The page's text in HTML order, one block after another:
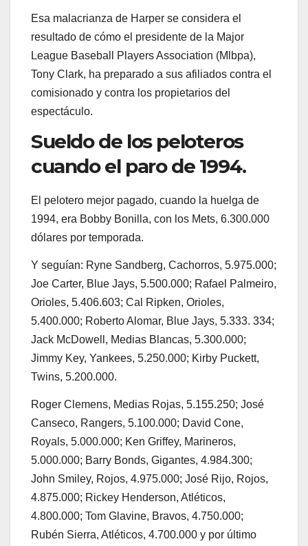
Esa malacrianza de Harper se considera el
resultado de cómo el presidente de la Major
League Baseball Players Association (Mlbpa),
Tony Clark, ha preparado a sus afiliados contra el
comisionado y contra los propietarios del
espectáculo.
Sueldo de los peloteros
cuando el paro de 1994.
El pelotero mejor pagado, cuando la huelga de
1994, era Bobby Bonilla, con los Mets, 6.300.000
dólares por temporada.
Y seguían: Ryne Sandberg, Cachorros, 5.975.000;
Joe Carter, Blue Jays, 5.500.000; Rafael Palmeiro,
Orioles, 5.406.603; Cal Ripken, Orioles,
5.400.000; Roberto Alomar, Blue Jays, 5.333. 334;
Jack McDowell, Medias Blancas, 5.300.000;
Jimmy Key, Yankees, 5.250.000; Kirby Puckett,
Twins, 5.200.000.
Roger Clemens, Medias Rojas, 5.155.250; José
Canseco, Rangers, 5.100.000; David Cone,
Royals, 5.000.000; Ken Griffey, Marineros,
5.000.000; Barry Bonds, Gigantes, 4.984.300;
John Smiley, Rojos, 4.975.000; José Rijo, Rojos,
4.875.000; Rickey Henderson, Atléticos,
4.800.000; Tom Glavine, Bravos, 4.750.000;
Rubén Sierra, Atléticos, 4.700.000 y por último